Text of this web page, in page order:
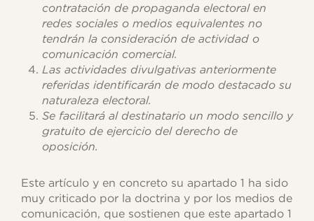
contratación de propaganda electoral en
redes sociales o medios equivalentes no
tendrán la consideración de actividad o
comunicación comercial.
Las actividades divulgativas anteriormente
referidas identificarán de modo destacado su
naturaleza electoral.
Se facilitará al destinatario un modo sencillo y
gratuito de ejercicio del derecho de
oposición.
Este artículo y en concreto su apartado 1 ha sido
muy criticado por la doctrina y por los medios de
comunicación, que sostienen que este apartado 1